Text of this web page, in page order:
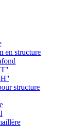
en structure
structure